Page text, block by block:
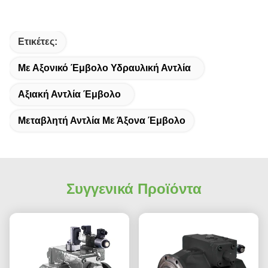
Ετικέτες:
Με Αξονικό Έμβολο Υδραυλική Αντλία
Αξιακή Αντλία Έμβολο
Μεταβλητή Αντλία Με Άξονα Έμβολο
Συγγενικά Προϊόντα